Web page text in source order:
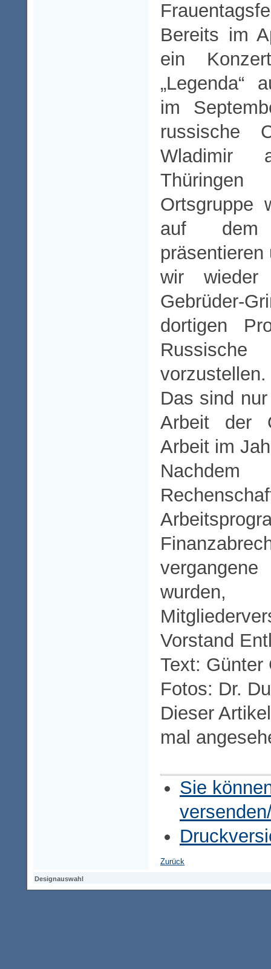
Bereits im
ein
„Legenda“
im
russische
Wladimir
Thüringen
auf dem
wir
Gebrüder-
dortigen
vorzustellen.
Das sind
Arbeit der
Arbeit im
Vorstand
Text: Günter
Fotos: Dr.
Dieser
mal
Sie
Zurück
Designauswahl
Designauswahl